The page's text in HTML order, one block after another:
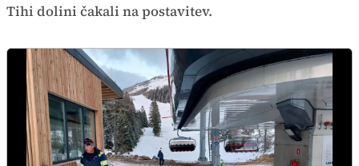
Tihi dolini čakali na postavitev.